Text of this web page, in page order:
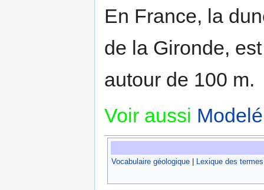
En France, la
de la Gironde,
autour de 100 m.
Voir aussi Modelé
Vocabulaire géologique Lexique des